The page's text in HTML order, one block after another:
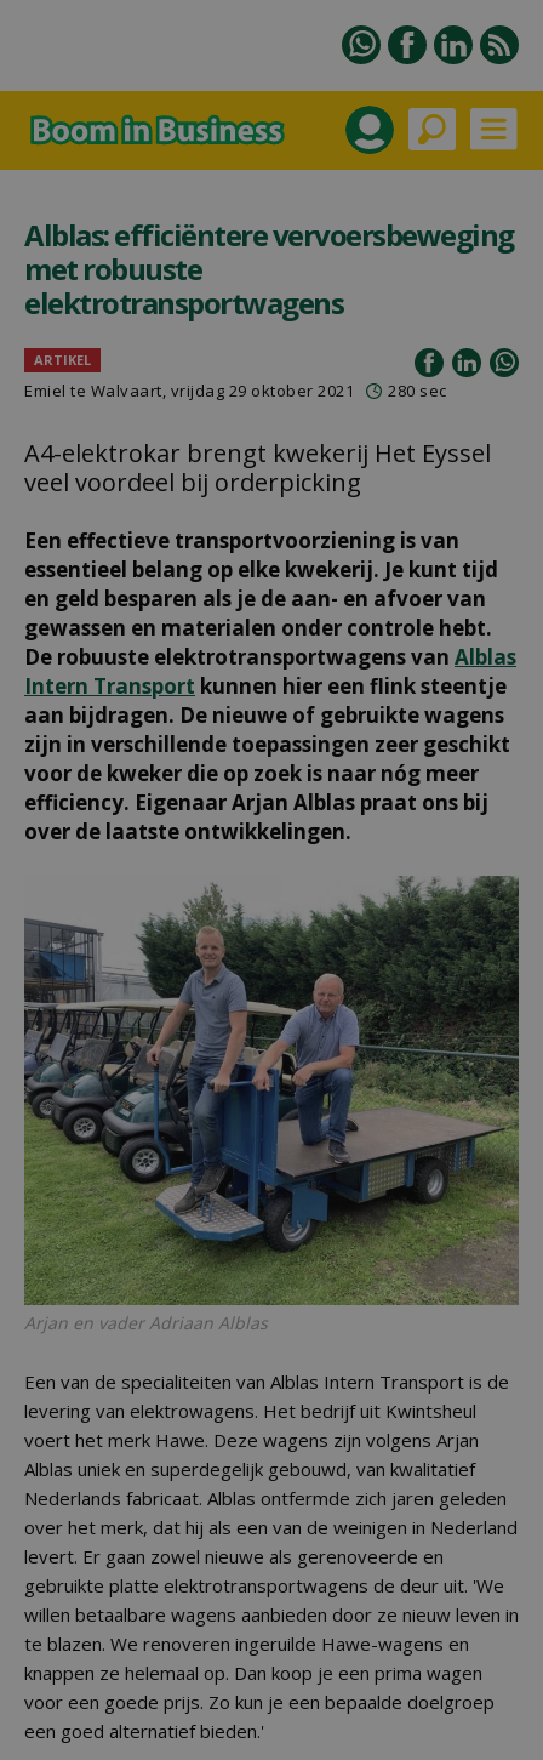
Alblas: efficiëntere vervoersbeweging
met robuuste
elektrotransportwagens
ARTIKEL
Emiel te Walvaart, vrijdag 29 oktober 2021 280 sec
A4-elektrokar brengt kwekerij Het Eyssel
veel voordeel bij orderpicking
Een effectieve transportvoorziening is van
essentieel belang op elke kwekerij. Je kunt tijd
en geld besparen als je de aan- en afvoer van
gewassen en materialen onder controle hebt.
De robuuste elektrotransportwagens van Alblas
Intern Transport kunnen hier een flink steentje
aan bijdragen. De nieuwe of gebruikte wagens
zijn in verschillende toepassingen zeer geschikt
voor de kweker die op zoek is naar nóg meer
efficiency. Eigenaar Arjan Alblas praat ons bij
over de laatste ontwikkelingen.
Arjan en vader Adriaan Alblas
Een van de specialiteiten van Alblas Intern Transport is de
levering van elektrowagens. Het bedrijf uit Kwintsheul
voert het merk Hawe. Deze wagens zijn volgens Arjan
Alblas uniek en superdegelijk gebouwd, van kwalitatief
Nederlands fabricaat. Alblas ontfermde zich jaren geleden
over het merk, dat hij als een van de weinigen in Nederland
levert. Er gaan zowel nieuwe als gerenoveerde en
gebruikte platte elektrotransportwagens de deur uit. 'We
willen betaalbare wagens aanbieden door ze nieuw leven in
te blazen. We renoveren ingeruilde Hawe-wagens en
knappen ze helemaal op. Dan koop je een prima wagen
voor een goede prijs. Zo kun je een bepaalde doelgroep
een goed alternatief bieden.'